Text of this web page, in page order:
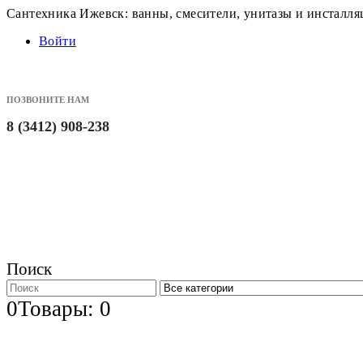
Сантехника Ижевск: ванны, смесители, унитазы и
Войти
ПОЗВОНИТЕ НАМ
8 (3412) 908-238
Поиск
0Товары: 0